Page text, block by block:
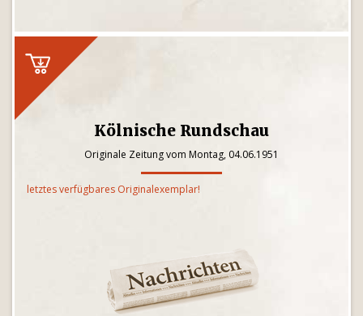
Kölnische Rundschau
Originale Zeitung vom Montag, 04.06.1951
letztes verfügbares Originalexemplar!